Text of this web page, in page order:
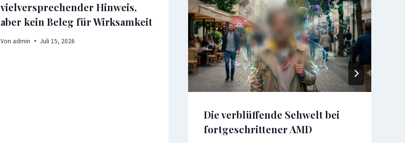
vielversprechender Hinweis,
aber kein Beleg für Wirksamkeit
Von admin Juli 15, 2026
Die verblüffende Sehwelt bei
fortgeschrittener AMD